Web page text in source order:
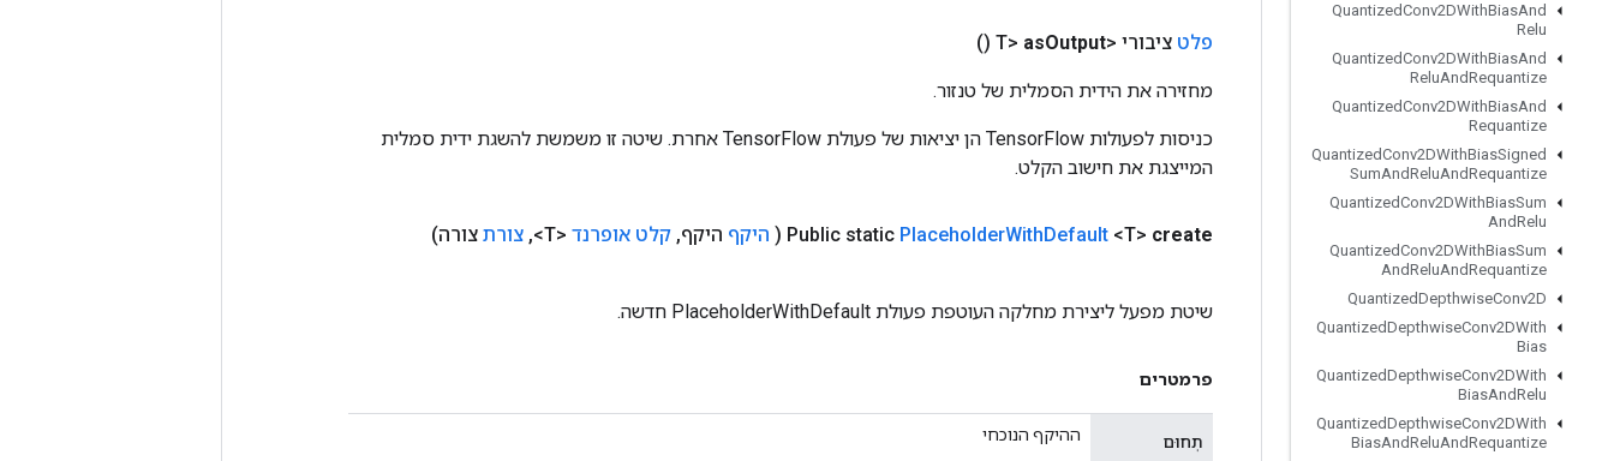
QuantizedConv2DWithBiasAnd
Relu
QuantizedConv2DWithBiasAnd
ReluAndRequantize
QuantizedConv2DWithBiasAnd
Requantize
QuantizedConv2DWithBiasSigned
SumAndReluAndRequantize
QuantizedConv2DWithBiasSum
AndRelu
QuantizedConv2DWithBiasSum
AndReluAndRequantize
QuantizedDepthwiseConv2D
QuantizedDepthwiseConv2DWith
Bias
QuantizedDepthwiseConv2DWith
BiasAndRelu
QuantizedDepthwiseConv2DWith
BiasAndReluAndRequantize
פלט ציבורי <T> asOutput
()
מחזירה את הידית הסמלית של טנזור.
כניסות לפעולות TensorFlow הן יציאות של פעולת TensorFlow אחרת. שיטה זו משמשת להשגת ידית סמלית
המייצגת את חישוב הקלט.
Public static PlaceholderWithDefault <T> create
( היקף היקף, קלט אופרנד <T>
, צורת צורה)
שיטת מפעל ליצירת מחלקה העוטפת פעולת PlaceholderWithDefault חדשה.
פרמטרים
תְחוּם ההיקף הנוכחי